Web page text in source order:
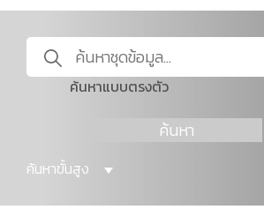
ค้นหาแบบตรงตัว
ค้นหา
ค้นหาขั้นสูง